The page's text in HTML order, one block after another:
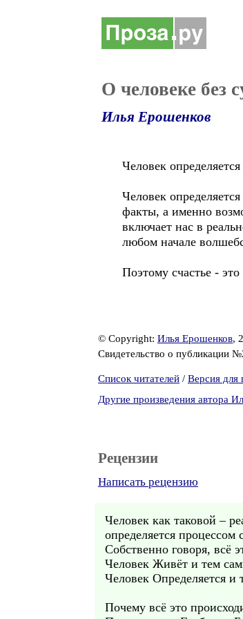
О человеке без
Илья Ерошенков
Человек
Человек
факты, а именно
включает нас в
любом начале
Поэтому счастье -
© Copyright: Илья Ерошенков,
Свидетельство о публикации
Список читателей / Версия для
Другие произведения автора
Рецензии
Написать рецензию
Человек как таковой –
определяется процессом
Собственно говоря, всё
Человек Живёт и тем
Человек Определяется
Почему всё это